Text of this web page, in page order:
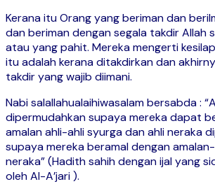
Kerana itu Orang yang beriman dan
dan beriman dengan segala takdir Allah
atau yang pahit. Mereka mengerti
itu adalah kerana ditakdirkan dan
takdir yang wajib diimani.
Nabi salallahualaihiwasalam bersabda :
dipermudahkan supaya mereka dapat
amalan ahli-ahli syurga dan ahli neraka
supaya mereka beramal dengan
neraka” (Hadith sahih dengan ijal yang
oleh Al-A’jari ).